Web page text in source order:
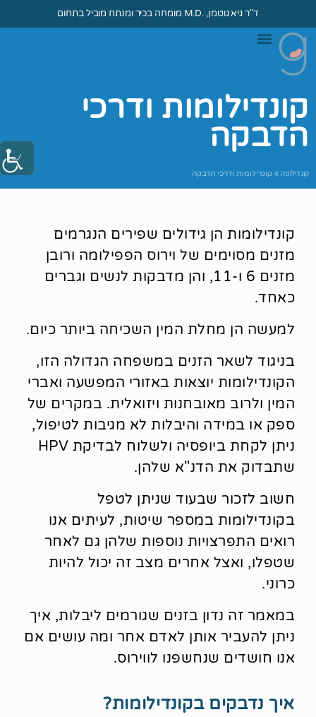
ד"ר גיא גוטמן, .M.D מומחה בכיר ומנתח מוביל בתחום
קונדילומות ודרכי
הדבקה
קונדילומה » קונדילומות ודרכי הדבקה
קונדילומות הן גידולים שפירים הנגרמים
מזנים מסוימים של וירוס הפפילומה ורובן
מזנים 6 ו-11, והן מדבקות לנשים וגברים
כאחד.
למעשה הן מחלת המין השכיחה ביותר כיום.
בניגוד לשאר הזנים במשפחה הגדולה הזו,
הקונדילומות יוצאות באזורי המפשעה ואברי
המין ולרוב מאובחנות ויזואלית. במקרים של
ספק או במידה והיבלות לא מגיבות לטיפול,
ניתן לקחת ביופסיה ולשלוח לבדיקת HPV
שתבדוק את הדנ"א שלהן.
חשוב לזכור שבעוד שניתן לטפל
בקונדילומות במספר שיטות, לעיתים אנו
רואים התפרצויות נוספות שלהן גם לאחר
שטפלו, ואצל אחרים מצב זה יכול להיות
כרוני.
במאמר זה נדון בזנים שגורמים ליבלות, איך
ניתן להעביר אותן לאדם אחר ומה עושים אם
אנו חושדים שנחשפנו לווירוס.
איך נדבקים בקונדילומות?